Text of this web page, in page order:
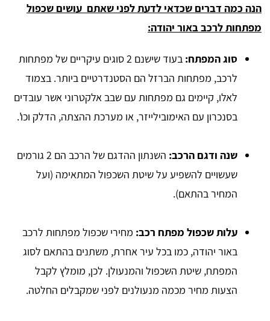
הנה כמה דברים שכדאי לדעת לפני שאתם עושים שכפול
מפתחות לרכב באור יהודה:
סוג המפתח:
בעוד שישנם 2 סוגים עיקריים של מפתחות
לרכב, מפתחות הברזל הם הסטנדרטיים ביותר. בצמוד
לאלו, קיימים גם מפתחות עם שבב אלקטרוני אשר עובדים
בסנכרון עם האימובילייזר, או מערכת ההצתה, הדלק וכו'.
שנה ודגם הרכב:
השנתון ההדגם של הרכב הם 2 גורמים
שעשויים להשפיע על שיטת השכפול המתאימה (ועל
המחיר בהתאם).
עלות שכפול מפתח רכב: מחירי שכפול מפתחות לרכב
באור יהודה, כמו בכל עיר אחרת, משתנים בהתאם לסוג
המפתח, שיטת השכפול והמנעולן. לכן, מומלץ לקבל
הצעות מחיר מכמה מנעולנים לפני שמקבלים החלטה.